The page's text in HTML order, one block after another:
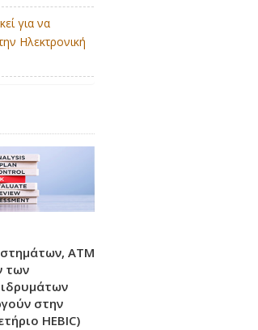
για να
Ηλεκτρονική
ATM
των
στην
HEBIC)